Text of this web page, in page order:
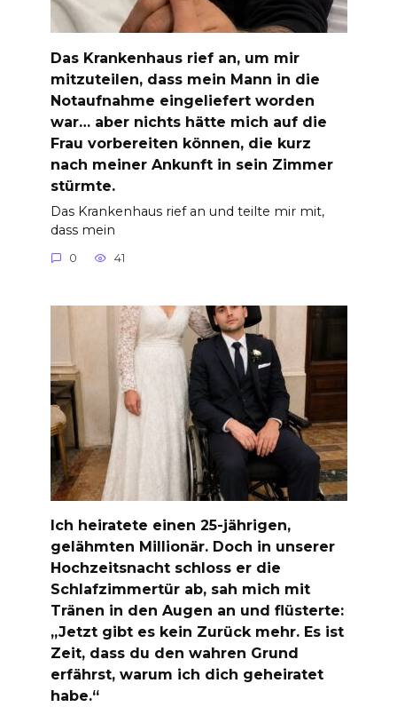
Das Krankenhaus rief an, um mir
mitzuteilen, dass mein Mann in die
Notaufnahme eingeliefert worden
war… aber nichts hätte mich auf die
Frau vorbereiten können, die kurz
nach meiner Ankunft in sein Zimmer
stürmte.
Das Krankenhaus rief an und teilte mir mit,
dass mein
0 41
Ich heiratete einen 25-jährigen,
gelähmten Millionär. Doch in unserer
Hochzeitsnacht schloss er die
Schlafzimmertür ab, sah mich mit
Tränen in den Augen an und flüsterte:
„Jetzt gibt es kein Zurück mehr. Es ist
Zeit, dass du den wahren Grund
erfährst, warum ich dich geheiratet
habe.“